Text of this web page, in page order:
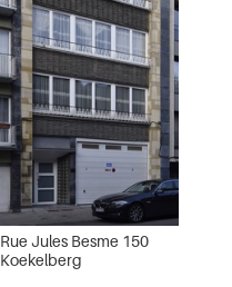
Rue Jules Besme 150
Koekelberg